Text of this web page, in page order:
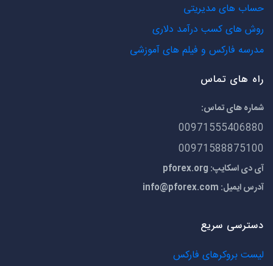
حساب های مدیریتی
روش های کسب درآمد دلاری
مدرسه فارکس و فیلم های آموزشی
راه های تماس
شماره های تماس:
00971555406880
00971588875100
آی دی اسکایپ: pforex.org
آدرس ایمیل: info@pforex.com
دسترسی سریع
لیست بروکرهای فارکس